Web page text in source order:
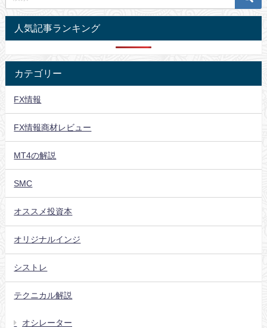
人気記事ランキング
カテゴリー
FX情報
FX情報商材レビュー
MT4の解説
SMC
オススメ投資本
オリジナルインジ
シストレ
テクニカル解説
オシレーター